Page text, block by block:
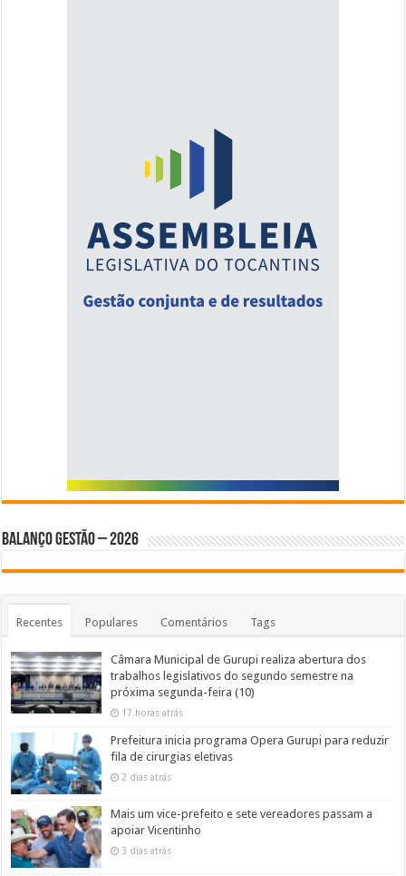
BALANÇO GESTÃO – 2026
Recentes Populares Comentários Tags
Câmara Municipal de Gurupi realiza abertura dos
trabalhos legislativos do segundo semestre na
próxima segunda-feira (10)
17 horas atrás
Prefeitura inicia programa Opera Gurupi para reduzir
fila de cirurgias eletivas
2 dias atrás
Mais um vice-prefeito e sete vereadores passam a
apoiar Vicentinho
3 dias atrás